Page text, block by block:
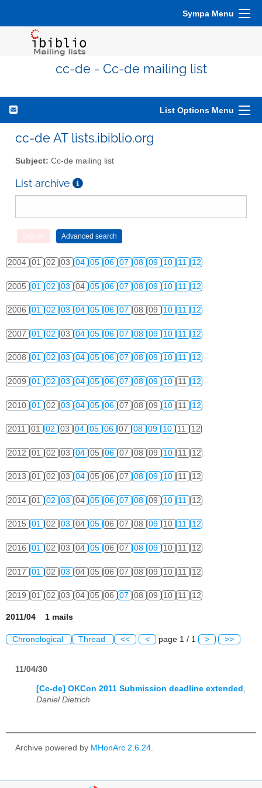
Sympa Menu
cc-de - Cc-de mailing list
List Options Menu
cc-de AT lists.ibiblio.org
Subject: Cc-de mailing list
List archive
2004 01 02 03 04 05 06 07 08 09 10 11 12
2005 01 02 03 04 05 06 07 08 09 10 11 12
2006 01 02 03 04 05 06 07 08 09 10 11 12
2007 01 02 03 04 05 06 07 08 09 10 11 12
2008 01 02 03 04 05 06 07 08 09 10 11 12
2009 01 02 03 04 05 06 07 08 09 10 11 12
2010 01 02 03 04 05 06 07 08 09 10 11 12
2011 01 02 03 04 05 06 07 08 09 10 11 12
2012 01 02 03 04 05 06 07 08 09 10 11 12
2013 01 02 03 04 05 06 07 08 09 10 11 12
2014 01 02 03 04 05 06 07 08 09 10 11 12
2015 01 02 03 04 05 06 07 08 09 10 11 12
2016 01 02 03 04 05 06 07 08 09 10 11 12
2017 01 02 03 04 05 06 07 08 09 10 11 12
2019 01 02 03 04 05 06 07 08 09 10 11 12
2011/04 1 mails
Chronological Thread << < page 1 / 1 > >>
11/04/30
[Cc-de] OKCon 2011 Submission deadline extended ,
Daniel Dietrich
Archive powered by MHonArc 2.6.24